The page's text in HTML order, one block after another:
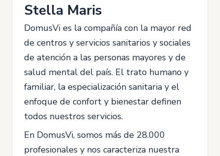
Stella Maris
DomusVi es la compañía con la mayor red
de centros y servicios sanitarios y sociales
de atención a las personas mayores y de
salud mental del país. El trato humano y
familiar, la especialización sanitaria y el
enfoque de confort y bienestar definen
todos nuestros servicios.
En DomusVi, somos más de 28.000
profesionales y nos caracteriza nuestra